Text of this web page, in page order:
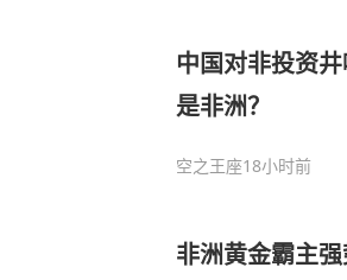
中国对非投资
是非洲？
空之王座18小时前
非洲黄金霸主